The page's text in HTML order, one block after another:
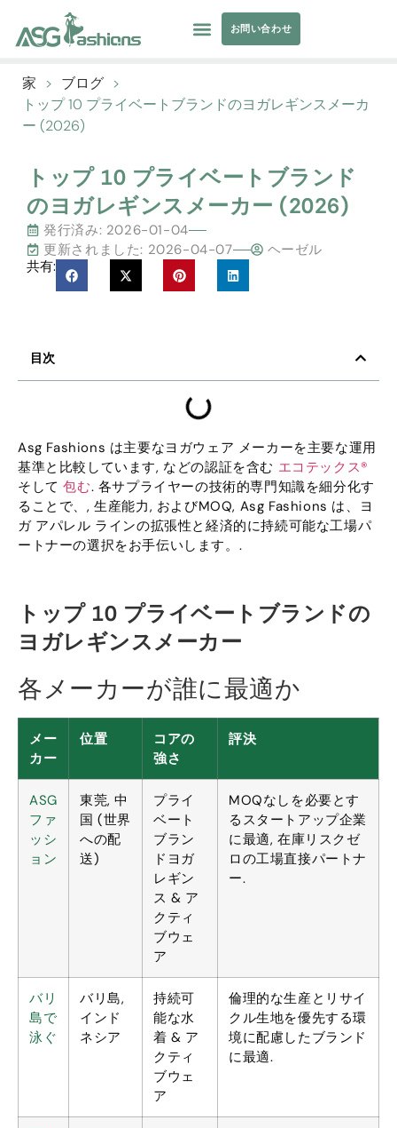
お問い合わせ
家 > ブログ >
トップ 10 プライベートブランドのヨガレギンスメーカ
ー (2026)
トップ 10 プライベートブランド
のヨガレギンスメーカー (2026)
発行済み: 2026-01-04
更新されました: 2026-04-07
ヘーゼル
共有:
目次
Asg Fashions は主要なヨガウェア メーカーを主要な運用
基準と比較しています, などの認証を含む エコテックス®
そして包む. 各サプライヤーの技術的専門知識を細分化す
ることで、, 生産能力, およびMOQ, Asg Fashions は、ヨ
ガ アパレル ラインの拡張性と経済的に持続可能な工場パ
ートナーの選択をお手伝いします。.
トップ 10 プライベートブランドの
ヨガレギンスメーカー
各メーカーが誰に最適か
メー
カー
位置
コアの
強さ
評決
ASG
ファ
ッシ
ョン
東莞, 中
国 (世界
への配
送)
プライ
ベート
ブラン
ドヨガ
レギン
ス & ア
クティ
ブウェ
ア
MOQなしを必要とす
るスタートアップ企業
に最適, 在庫リスクゼ
ロの工場直接パートナ
ー.
バリ
島で
泳ぐ
バリ島,
インド
ネシア
持続可
能な水
着 & ア
クティ
ブウェ
ア
倫理的な生産とリサイ
クル生地を優先する環
境に配慮したブランド
に最適.